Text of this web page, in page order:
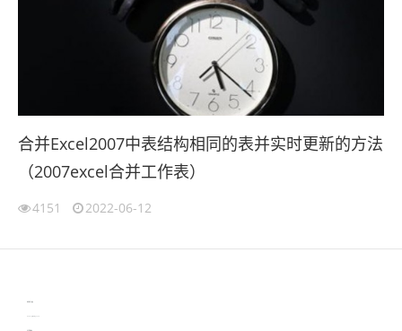
合并Excel2007中表结构相同的表并实时更新的方法
（2007excel合并工作表）
4151 2022-06-12